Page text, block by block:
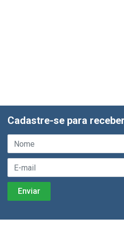
Cadastre-se para